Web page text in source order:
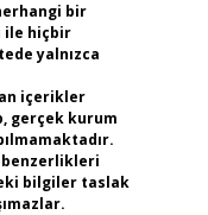
bir
ile hiçbir
yalnızca
içerikler
gerçek kurum
benzerlikleri
bilgiler taslak